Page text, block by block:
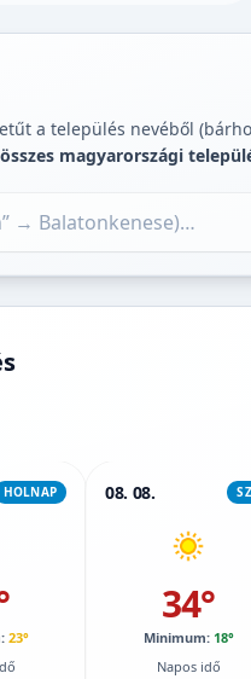
a település nevéből
magyarországi
HOLNAP
23°
08. 08.
34°
Minimum: 18°
Napos idő